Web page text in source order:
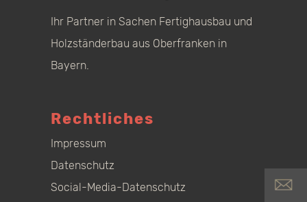
Ihr Partner in Sachen Fertighausbau und
Holzständerbau aus Oberfranken in
Bayern.
Rechtliches
Impressum
Datenschutz
Social-Media-Datenschutz